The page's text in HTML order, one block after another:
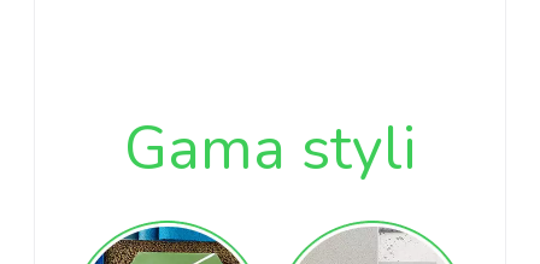
Gama styli